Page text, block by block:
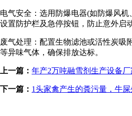
电气安全：选用防爆电器(如防爆风
设置防护栏及急停按钮，防止意外启动
废气处理：配置生物滤池或活性炭吸
等异味气体，确保排放达标。
上一篇： 年产2万吨融雪剂生产设备
下一篇： 1头家禽产生的粪污量，牛